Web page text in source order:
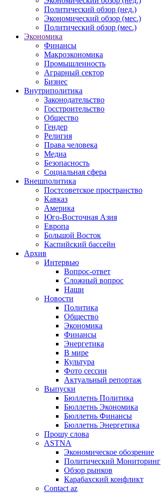
Политический обзор (нед.)
Экономический обзор (мес.)
Политический обзор (мес.)
Экономика
Финансы
Макроэкономика
Промышленность
Аграрный сектор
Бизнес
Внутриполитика
Законодательство
Госстроительство
Общество
Гендер
Религия
Права человека
Медиа
Безопасность
Социальная сфера
Внешполитика
Постсоветское пространство
Кавказ
Америка
Юго-Восточная Азия
Европа
Большой Восток
Каспийский бассейн
Архив
Интервью
Вопрос-ответ
Сложный вопрос
Наши
Новости
Политика
Общество
Экономика
Финансы
Энергетика
В мире
Культура
Фото сессии
Актуальный репортаж
Выпуски
Бюллетнь Политика
Бюллетнь Экономика
Бюллетнь Финансы
Бюллетнь Энергетика
Прошу слова
ASTNA
Экономическое обозрение
Политический Мониторинг
Обзор рынков
Карабахский конфликт
Contact az